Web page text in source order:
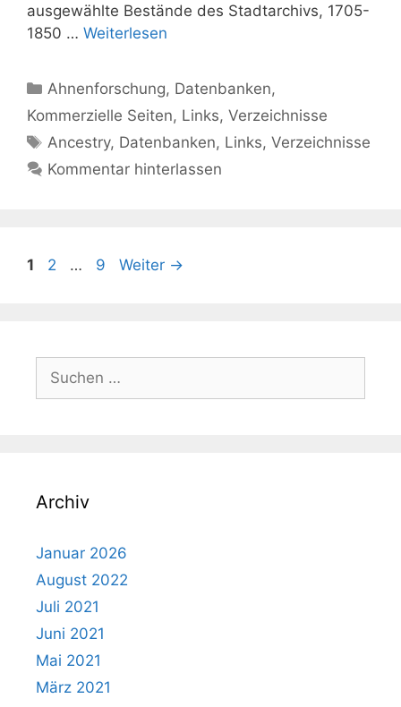
ausgewählte Bestände des Stadtarchivs, 1705-
1850 … Weiterlesen
Kategorien
Ahnenforschung, Datenbanken,
Kommerzielle Seiten, Links, Verzeichnisse
Schlagwörter
Ancestry, Datenbanken, Links,Verzeichnisse
Kommentar hinterlassen
Seite
1 Seite
2 … Seite
9 Weiter →
nach:
Archiv
Januar 2026
August 2022
Juli 2021
Juni 2021
Mai 2021
März 2021